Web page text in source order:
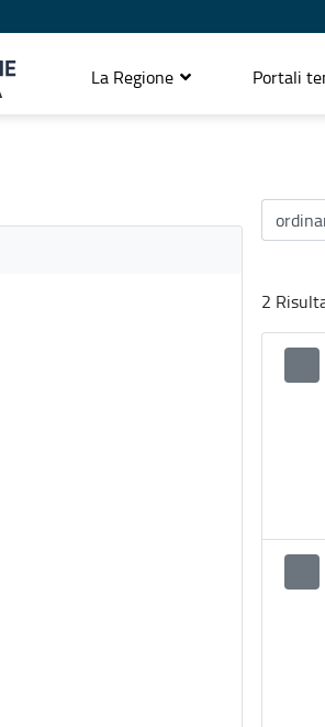
La Regione Portali
2